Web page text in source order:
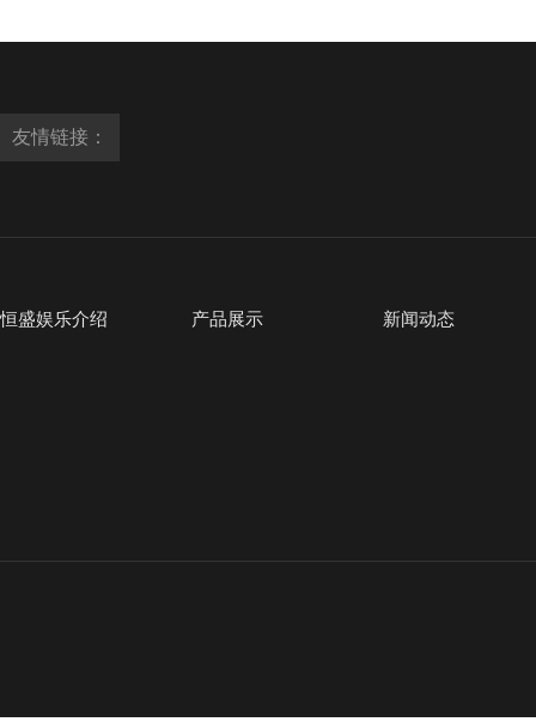
友情链接：
恒盛娱乐介绍 产品展示 新闻动态